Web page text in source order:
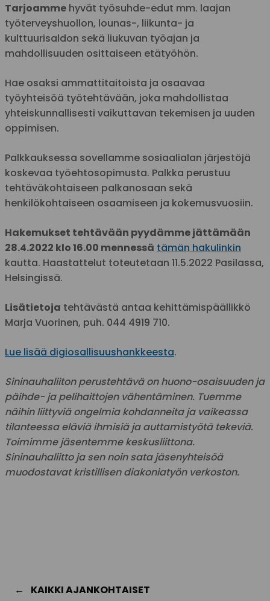
Tarjoamme hyvät työsuhde-edut mm. laajan
työterveyshuollon, lounas-, liikunta- ja
kulttuurisaldon sekä liukuvan työajan ja
mahdollisuuden osittaiseen etätyöhön.
Hae osaksi ammattitaitoista ja osaavaa
työyhteisöä työtehtävään, joka mahdollistaa
yhteiskunnallisesti vaikuttavan tekemisen ja uuden
oppimisen.
Palkkauksessa sovellamme sosiaalialan järjestöjä
koskevaa työehtosopimusta. Palkka perustuu
tehtäväkohtaiseen palkanosaan sekä
henkilökohtaiseen osaamiseen ja kokemusvuosiin.
Hakemukset tehtävään pyydämme jättämään
28.4.2022 klo 16.00 mennessä tämän hakulinkin
kautta. Haastattelut toteutetaan 11.5.2022 Pasilassa,
Helsingissä.
Lisätietoja tehtävästä antaa kehittämispäällikkö
Marja Vuorinen, puh. 044 4919 710.
Lue lisää digiosallisuushankkeesta.
Sininauhaliiton perustehtävä on huono-osaisuuden ja
päihde- ja pelihaittojen vähentäminen. Tuemme
näihin liittyviä ongelmia kohdanneita ja vaikeassa
tilanteessa eläviä ihmisiä ja auttamistyötä tekeviä.
Toimimme jäsentemme keskusliittona.
Sininauhaliitto ja sen noin sata jäsenyhteisöä
muodostavat kristillisen diakoniatyön verkoston.
KAIKKI AJANKOHTAISET